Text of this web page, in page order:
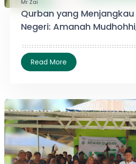
Mr Zai
Qurban yang
Negeri: Amanah
Membutuhkan